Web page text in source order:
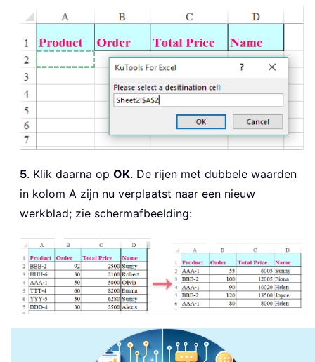
5. Klik daarna op OK. De rijen met dubbele waarden
in kolom A zijn nu verplaatst naar een nieuw
werkblad; zie schermafbeelding: